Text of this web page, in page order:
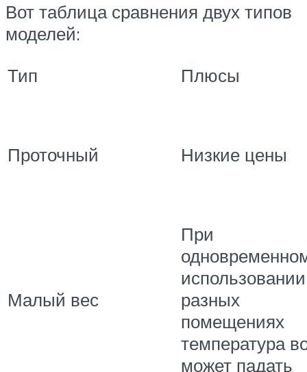
Вот таблица сравнения двух типов
моделей:
Тип
Плюсы
Проточный Низкие цены
Малый вес
При
разных
помещениях
температура
может падать